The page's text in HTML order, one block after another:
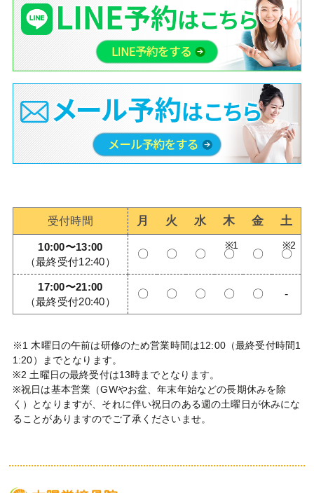
受付時間 月 火 水 木 金 土
10:00〜13:00
（最終受付12:40）
〇 〇 〇 〇 〇 〇
17:00〜21:00
（最終受付20:40）
〇 〇 〇 〇 〇 -
※1 木曜日の午前は研修のため営業時間は12:00（最終受付時間1
1:20）までとなります。
※2 土曜日の最終受付は13時までとなります。
※祝日は基本営業（GWやお盆、年末年始などの長期休みを除
く）となりますが、それに伴い祝日のある週の土曜日が休みにな
ることがありますのでご了承くださいませ。